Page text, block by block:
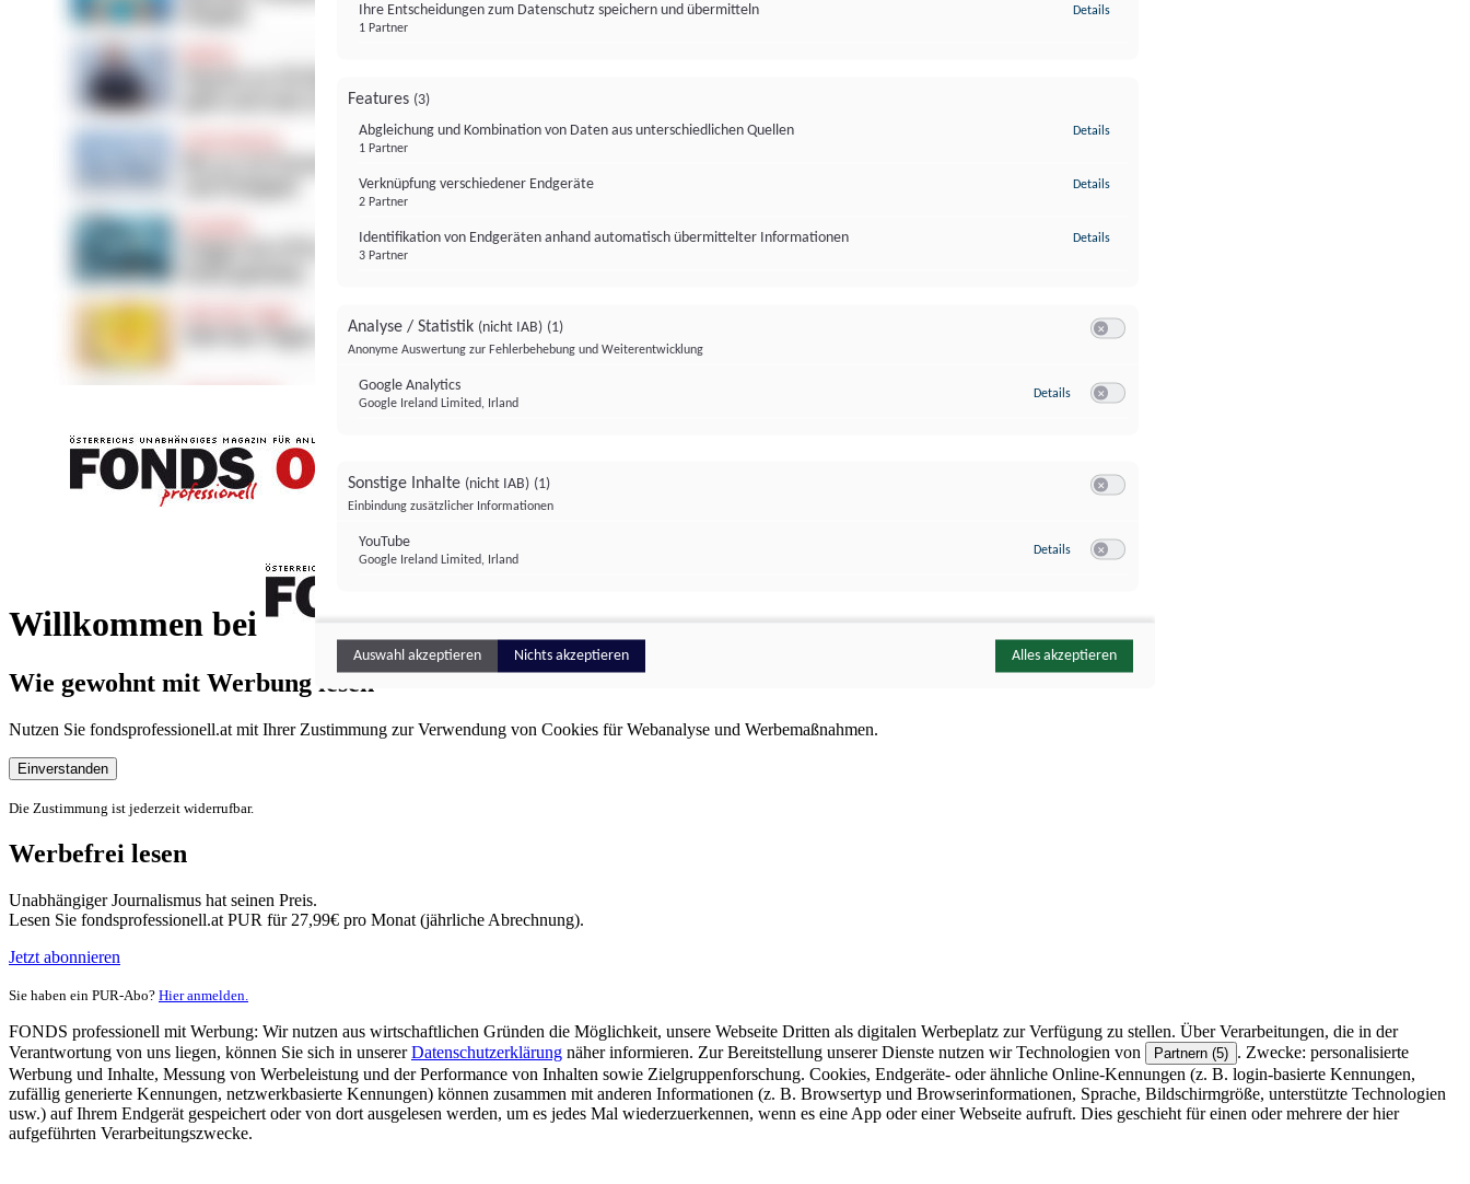
Willkommen bei
FONDS professionell
Wie gewohnt mit Werbung lesen
Nutzen Sie fondsprofessionell.at mit Ihrer Zustimmung zur Verwendung von Cookies für Webanalyse und Werbemaßnahmen.
Einverstanden
Die Zustimmung ist jederzeit widerrufbar.
Werbefrei lesen
Unabhängiger Journalismus hat seinen Preis.
Lesen Sie fondsprofessionell.at PUR für 27,99€ pro Monat (jährliche Abrechnung).
Jetzt abonnieren
Sie haben ein PUR-Abo? Hier anmelden.
FONDS professionell mit Werbung: Wir nutzen aus wirtschaftlichen Gründen die Möglichkeit, unsere Webseite Dritten als digitalen Werbeplatz zur Verfügung zu stellen. Über Verarbeitungen, die in der
Verantwortung von uns liegen, können Sie sich in unsererDatenschutzerklärung näher informieren. Zur Bereitstellung unserer Dienste nutzen wir Technologien von Partnern (5) . Zwecke: personalisierte
Werbung und Inhalte, Messung von Werbeleistung und der Performance von Inhalten sowie Zielgruppenforschung. Cookies, Endgeräte- oder ähnliche Online-Kennungen (z. B. login-basierte Kennungen,
zufällig generierte Kennungen, netzwerkbasierte Kennungen) können zusammen mit anderen Informationen (z. B. Browsertyp und Browserinformationen, Sprache, Bildschirmgröße, unterstützte Technologien
usw.) auf Ihrem Endgerät gespeichert oder von dort ausgelesen werden, um es jedes Mal wiederzuerkennen, wenn es eine App oder einer Webseite aufruft. Dies geschieht für einen oder mehrere der hier
aufgeführten Verarbeitungszwecke.
Ihre Entscheidungen zum Datenschutz speichern und übermitteln
1 Partner
Details
Features (3)
Abgleichung und Kombination von Daten aus unterschiedlichen Quellen
1 Partner
Details
Verknüpfung verschiedener Endgeräte
2 Partner
Details
Identifikation von Endgeräten anhand automatisch übermittelter Informationen
3 Partner
Details
Analyse / Statistik (nicht IAB) (1)
Anonyme Auswertung zur Fehlerbehebung und Weiterentwicklung
Google Analytics
Google Ireland Limited, Irland
Details zu Google Analytics
Sonstige Inhalte (nicht IAB) (1)
Einbindung zusätzlicher Informationen
YouTube
Google Ireland Limited, Irland
Details zu YouTube
Auswahl akzeptieren Nichts akzeptieren Alles akzeptieren